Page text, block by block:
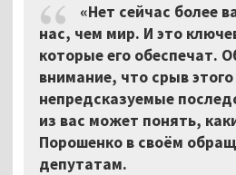
«Нет сейчас более
нас, чем мир. И это
которые его обеспечат.
внимание, что срыв
непредсказуемые
из вас может понять,
Порошенко в своём
депутатам.